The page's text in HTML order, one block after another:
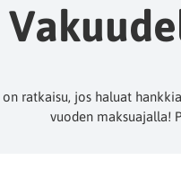
ratkaisu, jos haluat
vuoden maksuajalla!